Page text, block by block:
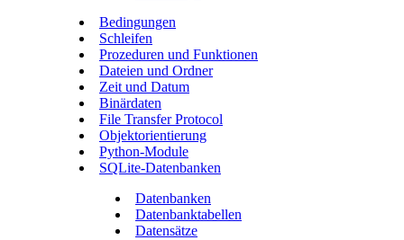
Bedingungen
Schleifen
Prozeduren und Funktionen
Dateien und Ordner
Zeit und Datum
Binärdaten
File Transfer Protocol
Objektorientierung
Python-Module
SQLite-Datenbanken
Datenbanken
Datenbanktabellen
Datensätze